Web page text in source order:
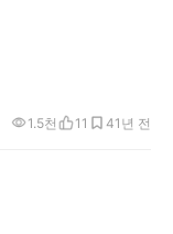
1년 전
1.5천 11 4